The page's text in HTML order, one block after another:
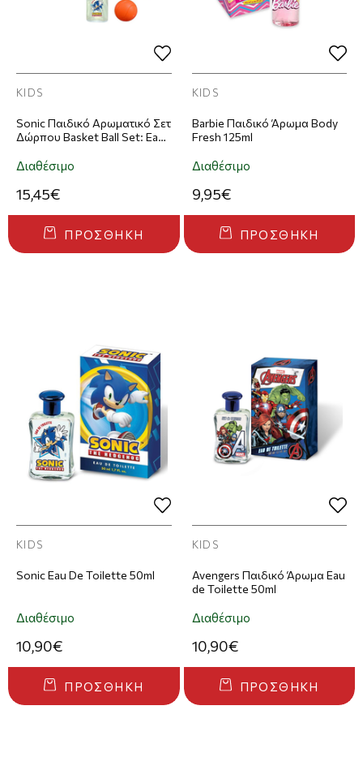
KIDS
Sonic Παιδικό Αρωματικό Σετ
Δώρπου Basket Ball Set: Eau
+ Μπαλάκι
Διαθέσιμο
15,45€
ΠΡΟΣΘΉΚΗ
KIDS
Barbie Παιδικό Άρωμα Body
Fresh 125ml
Διαθέσιμο
9,95€
ΠΡΟΣΘΉΚΗ
KIDS
Sonic Eau De Toilette 50ml
Διαθέσιμο
10,90€
ΠΡΟΣΘΉΚΗ
KIDS
Avengers Παιδικό Άρωμα Eau
de Toilette 50ml
Διαθέσιμο
10,90€
ΠΡΟΣΘΉΚΗ